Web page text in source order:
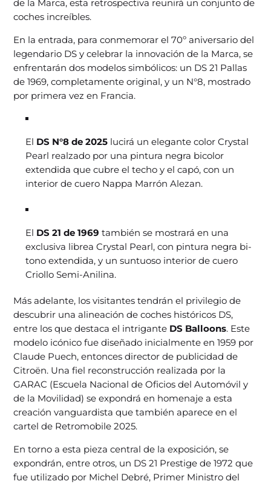
de la Marca, esta retrospectiva reunirá un conjunto de
coches increíbles.
En la entrada, para conmemorar el 70º aniversario del
legendario DS y celebrar la innovación de la Marca, se
enfrentarán dos modelos simbólicos: un DS 21 Pallas
de 1969, completamente original, y un N°8, mostrado
por primera vez en Francia.
El DS N°8 de 2025 lucirá un elegante color Crystal
Pearl realzado por una pintura negra bicolor
extendida que cubre el techo y el capó, con un
interior de cuero Nappa Marrón Alezan.
El DS 21 de 1969 también se mostrará en una
exclusiva librea Crystal Pearl, con pintura negra bi-
tono extendida, y un suntuoso interior de cuero
Criollo Semi-Anilina.
Más adelante, los visitantes tendrán el privilegio de
descubrir una alineación de coches históricos DS,
entre los que destaca el intrigante DS Balloons. Este
modelo icónico fue diseñado inicialmente en 1959 por
Claude Puech, entonces director de publicidad de
Citroën. Una fiel reconstrucción realizada por la
GARAC (Escuela Nacional de Oficios del Automóvil y
de la Movilidad) se expondrá en homenaje a esta
creación vanguardista que también aparece en el
cartel de Retromobile 2025.
En torno a esta pieza central de la exposición, se
expondrán, entre otros, un DS 21 Prestige de 1972 que
fue utilizado por Michel Debré, Primer Ministro del